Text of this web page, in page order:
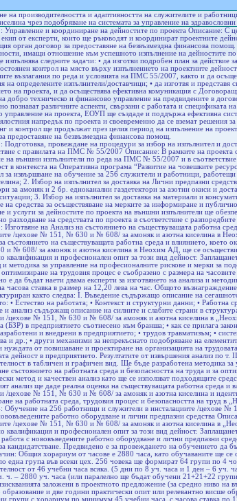
на производителността и адаптивността на служителите и
чрез подобряване на системата за управление на
Управление и координиране на дейностите по проекта Описание: С
от експерти, които ще ръководят и координират проектните
орган договор за предоставяне на безвъзмездна финансова
имащи отношение към успешното изпълнение на дейностите
следните задачи: • да изготви подробен план за действие
контрол на място върху изпълнението на проектните
възлагания по реда и условията на ПМС 55/2007, както и да
на определените изпълнители/доставчици; • да изготвя и
на проекта, и да осъществява ефективна комуникация с
добро техническо и финансово управление на предвидените в
познават различните аспекти, свързани с работата и спецификата
управление на проекта, ЕОУП ще създаде и поддържа ефективна
напредък по проекта и своевременно да се вземат решения
и контрол ще продължат през целия период на изпълнение на
предоставяне на безвъзмездна финансова помощ.
Подготовка, провеждане на процедури за избор на изпълнител и
с правилата на ПМС № 55/2007 Описание: В рамките на проекта
на външни изпълнители по реда на ПМС № 55/2007 и в съответствие
в контекста на Оперативна програма “Развитие на човешките
за извършване на обучение за 256 служители и работници,
2. Избор на изпълнител за доставка на Лични предпазни
за амоняк и 2 бр. едноканални газдетектори за азотни окиси и
3. Избор на изпълнител за доставка на материали и
на средства за осъществяване на мерките за информиране и
и услуги за дейностите по проекта на външни изпълнители ще
разходване на средствата по проекта в съответствие с
Изготвяне на Анализ на състоянието на съществуващата работна
/цехове № 151, № 630 и № 608/ за амоняк и азотна киселина в
състоянието на съществуващата работна среда и влиянието, което
и № 608/ за амоняк и азотна киселина в Неохим АД, ще се
квалификация и професионален опит за този вид дейност.
методика за управление на професионалните рискове и мерки за
оптимизиране на трудовия процес е съобразено с размера на
е да бъдат наети двама експерти за изготвянето на анализа и
часова ставка в размер на 12,20 лева на час. Общото
както следва: I. Въведение съдържащо описание на
• Естество на работата; • Контекст и структурни данни; • Работна
и анализ съдържащ описание на силните и слабите страни в
/цехове № 151, № 630 и № 608/ за амоняк и азотна киселина в
(БЗР) в предприятието съотнесено към бранша; • как се прилага
и внедрени в предприятието; • трудов травматизъм; •
и др.; • други механизми за непрекъснато подобряване на
нуждата от повишаване и проектиране на организацията на
дейност в предприятието. Резултатите от извършения анализ по
в табличен и графичен вид. Ще бъде разработена методика
състоянието на работната среда и безопасността на труда и за
метод и качествен анализ като ще се използват подходящите
анализ ще даде реална оценка на съществуващата работна среда и
/цехове № 151, № 630 и № 608/ за амоняк и азотна киселина и
на работната среда, трудовия процес и безопасността на труд в
Обучение на 256 работници и служители в инсталациите /цехове №
работно оборудване и лични предпазни средства
/цехове № 151, № 630 и № 608/ за амоняк и азотна киселина в
квалификация и професионален опит за този вид дейност.
работа с нововъведените работно оборудване и лични предпазни
кандидатстване. Предвидено е за провеждането на обучението да
Общия хорариум от часове е 2880 часа, като обучаваните ще се
една група във всеки цех. 256 човека ще формират 64 групи по 4
от 46 учебни часа всяка. (5 дни по 8 уч. часа и 1 ден – 6 уч.
ч. – 2880 уч. часа (или паралелно ще бъдат обучени 21+21+22
заложени в проектното предложение (за средно ниво
образование и две години практически опит или релевантно висше
групи с хорариум по минимум 45 учебни часа, с часова ставка по